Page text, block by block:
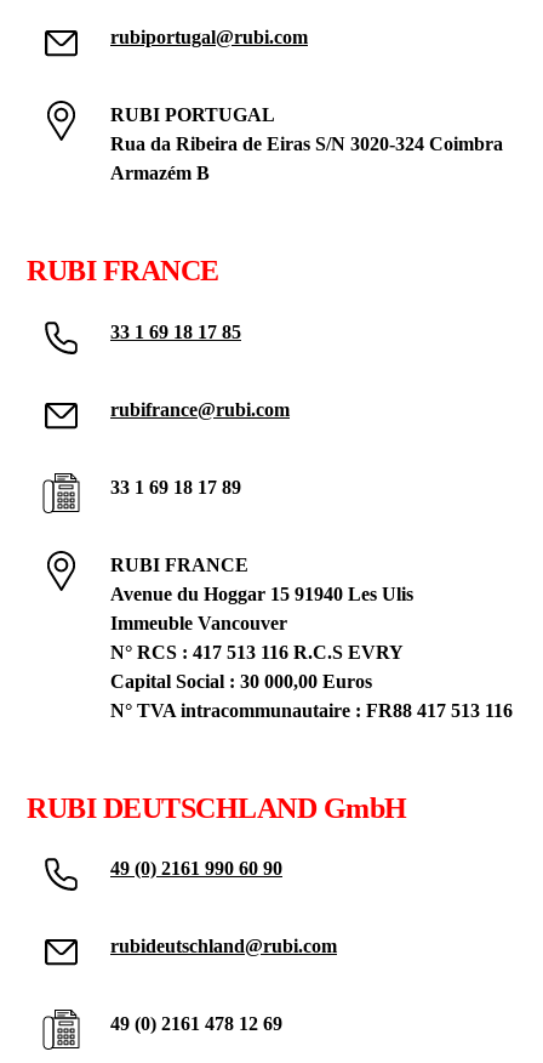
rubiportugal@rubi.com
RUBI PORTUGAL
Rua da Ribeira de Eiras S/N 3020-324 Coimbra
Armazém B
RUBI FRANCE
33 1 69 18 17 85
rubifrance@rubi.com
33 1 69 18 17 89
RUBI FRANCE
Avenue du Hoggar 15 91940 Les Ulis
Immeuble Vancouver
N° RCS : 417 513 116 R.C.S EVRY
Capital Social : 30 000,00 Euros
N° TVA intracommunautaire : FR88 417 513 116
RUBI DEUTSCHLAND GmbH
49 (0) 2161 990 60 90
rubideutschland@rubi.com
49 (0) 2161 478 12 69